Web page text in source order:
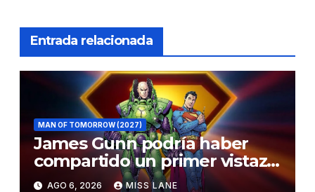
Entrada relacionada
MAN OF TOMORROW (2027)
James Gunn podría haber
compartido un primer vistazo
al traje de Brainiac
AGO 6, 2026 MISS LANE